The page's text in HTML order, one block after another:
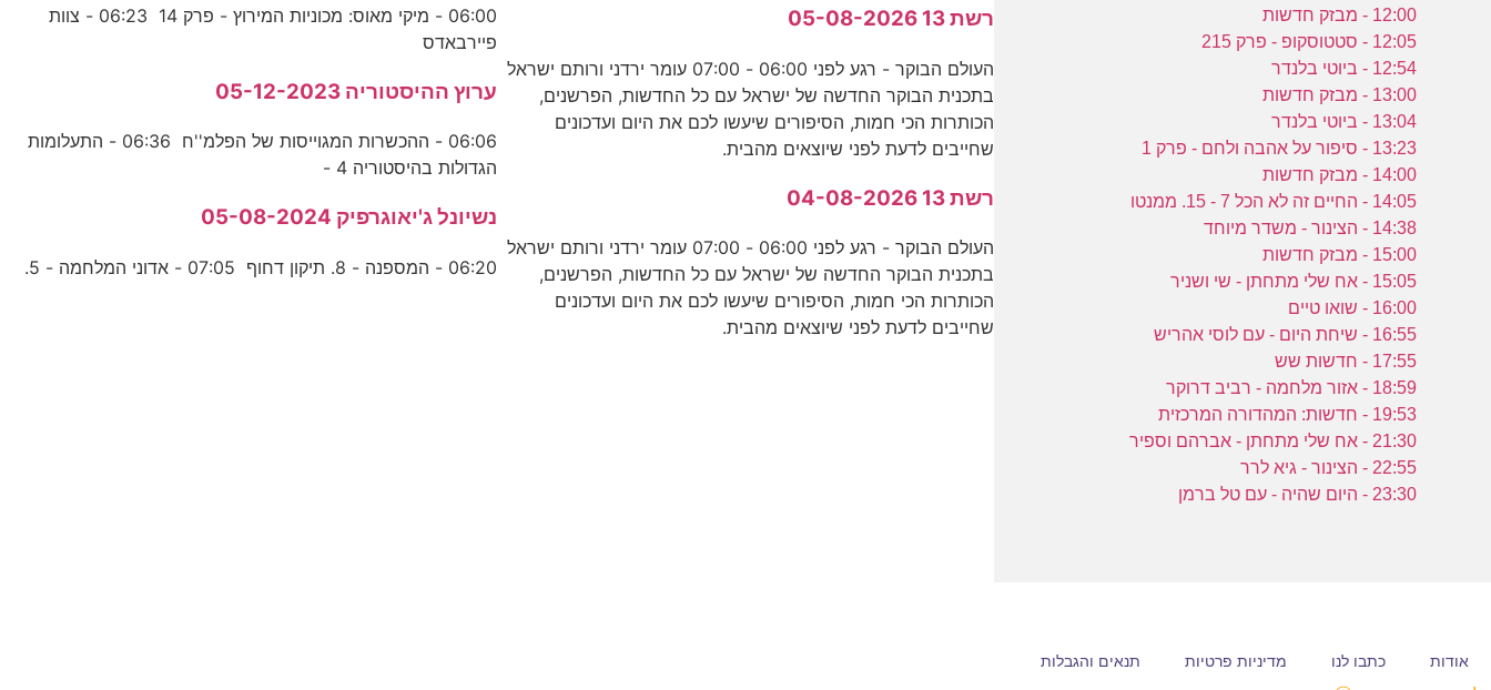
12:00 - מבזק חדשות
12:05 - סטטוסקופ - פרק 215
12:54 - ביוטי בלנדר
13:00 - מבזק חדשות
13:04 - ביוטי בלנדר
13:23 - סיפור על אהבה ולחם - פרק 1
14:00 - מבזק חדשות
14:05 - החיים זה לא הכל 7 - 15. ממנטו
14:38 - הצינור - משדר מיוחד
15:00 - מבזק חדשות
15:05 - אח שלי מתחתן - שי ושניר
16:00 - שואו טיים
16:55 - שיחת היום - עם לוסי אהריש
17:55 - חדשות שש
18:59 - אזור מלחמה - רביב דרוקר
19:53 - חדשות: המהדורה המרכזית
21:30 - אח שלי מתחתן - אברהם וספיר
22:55 - הצינור - גיא לרר
23:30 - היום שהיה - עם טל ברמן
רשת 13 05-08-2026
העולם הבוקר - רגע לפני 06:00 - 07:00 עומר ירדני ורותם ישראל
בתכנית הבוקר החדשה של ישראל עם כל החדשות, הפרשנים,
הכותרות הכי חמות, הסיפורים שיעשו לכם את היום ועדכונים
שחייבים לדעת לפני שיוצאים מהבית.
רשת 13 04-08-2026
העולם הבוקר - רגע לפני 06:00 - 07:00 עומר ירדני ורותם ישראל
בתכנית הבוקר החדשה של ישראל עם כל החדשות, הפרשנים,
הכותרות הכי חמות, הסיפורים שיעשו לכם את היום ועדכונים
שחייבים לדעת לפני שיוצאים מהבית.
06:00 - מיקי מאוס: מכוניות המירוץ - פרק 14 06:23 - צוות
פיירבאדס
ערוץ ההיסטוריה 05-12-2023
06:06 - ההכשרות המגוייסות של הפלמ''ח 06:36 - התעלומות
הגדולות בהיסטוריה 4 -
נשיונל ג'יאוגרפיק 05-08-2024
06:20 - המספנה - 8. תיקון דחוף 07:05 - אדוני המלחמה - 5.
אודות כתבו לנו מדיניות פרטיות תנאים והגבלות